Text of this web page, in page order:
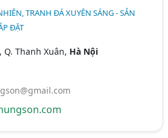
TRANH ĐÁ XUYÊN SÁNG - SẢN
ĐẶT
Q. Thanh Xuân, Hà Nội